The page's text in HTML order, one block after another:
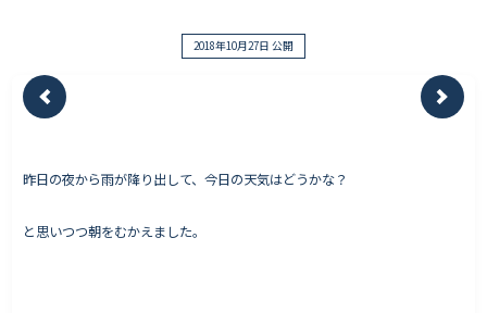
Livesumai 保証について
物件情報
2018年10月27日 公開
昨日の夜から雨が降り出して、今日の天気はどうかな？
と思いつつ朝をむかえました。